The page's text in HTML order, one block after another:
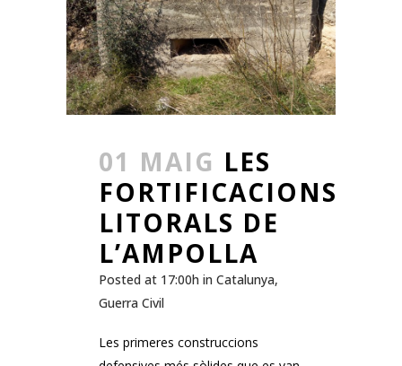
01 MAIG LES
FORTIFICACIONS
LITORALS DE
L’AMPOLLA
Posted at 17:00h in Catalunya,
Guerra Civil
Les primeres construccions